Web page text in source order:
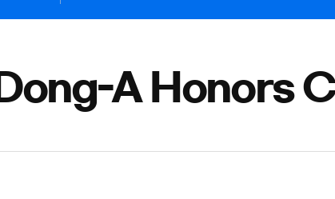
Dong-A Honors